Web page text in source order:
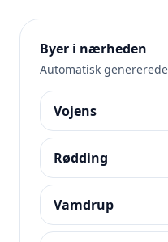
Byer i nærheden
Automatisk
Vojens
Rødding
Vamdrup